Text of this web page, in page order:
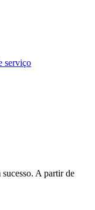
serviço
A partir de